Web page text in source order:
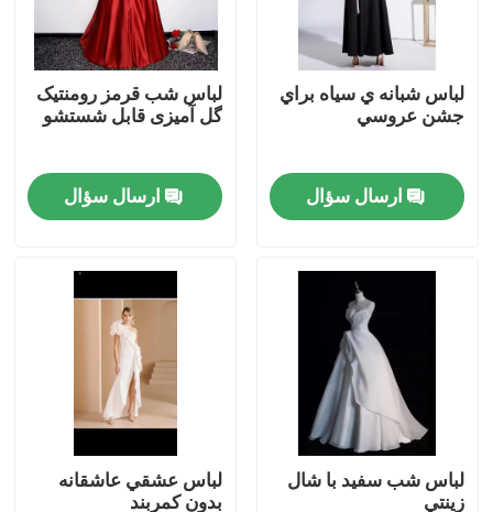
فیلم های
درباره ما
کنترل کیفیت
با ما تماس بگیرید
درخواست نقل قول
لباس مد استفاده شده
لباس بچه گانه اولیه
لباس شبانه ي سياه براي
جشن عروسي
ارسال سؤال
لباس شب قرمز رومنتیک
گل آمیزی قابل شستشو
ارسال سؤال
لباس شب سفيد با شال
زينتي
لباس عشقي عاشقانه
بدون کمربند